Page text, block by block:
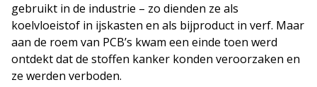
gebruikt in de industrie – zo dienden ze als
koelvloeistof in ijskasten en als bijproduct in verf. Maar
aan de roem van PCB’s kwam een einde toen werd
ontdekt dat de stoffen kanker konden veroorzaken en
ze werden verboden.